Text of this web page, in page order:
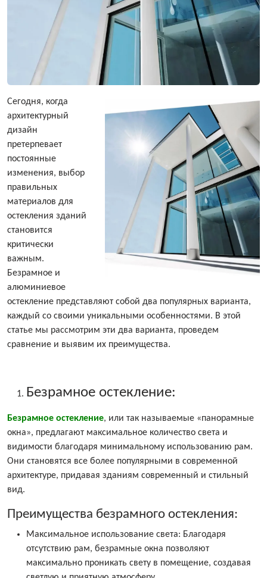
Сегодня, когда
архитектурный
дизайн
претерпевает
постоянные
изменения, выбор
правильных
материалов для
остекления зданий
становится
критически
важным.
Безрамное и
алюминиевое
остекление представляют собой два популярных варианта,
каждый со своими уникальными особенностями. В этой
статье мы рассмотрим эти два варианта, проведем
сравнение и выявим их преимущества.
Безрамное остекление:
Безрамное остекление, или так называемые «панорамные
окна», предлагают максимальное количество света и
видимости благодаря минимальному использованию рам.
Они становятся все более популярными в современной
архитектуре, придавая зданиям современный и стильный
вид.
Преимущества безрамного остекления:
Максимальное использование света: Благодаря
отсутствию рам, безрамные окна позволяют
максимально проникать свету в помещение, создавая